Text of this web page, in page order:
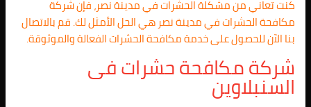
كنت تعاني من مشكلة الحشرات في مدينة نصر، فإن شركة
مكافحة الحشرات في مدينة نصر هي الحل الأمثل لك. قم بالاتصال
بنا الآن للحصول على خدمة مكافحة الحشرات الفعالة والموثوقة.
شركة مكافحة حشرات فى
السنبلاوين